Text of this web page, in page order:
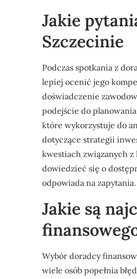
Jakie
Szczecinie
Podczas spotkania z
lepiej ocenić jego
doświadczenie
podejście do
które wykorzystuje do
dotyczące strategii
kwestiach związanych z
dowiedzieć się o
odpowiada na zapytania.
Jakie są
Wybór doradcy
wiele osób popełnia